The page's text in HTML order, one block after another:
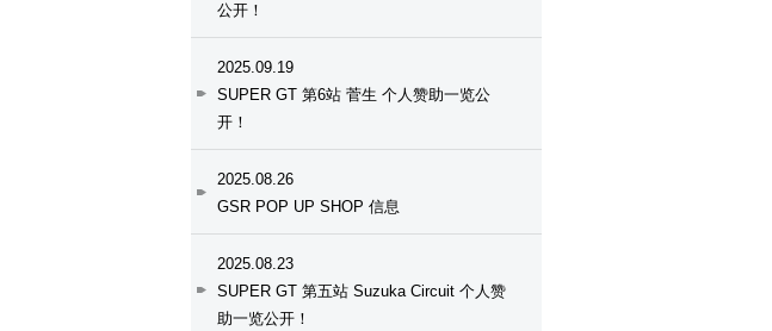
公开！
2025.09.19
SUPER GT 第6站 菅生 个人赞助一览公
开！
2025.08.26
GSR POP UP SHOP 信息
2025.08.23
SUPER GT 第五站 Suzuka Circuit 个人赞
助一览公开！